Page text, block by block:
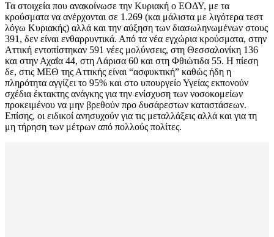
Τα στοιχεία που ανακοίνωσε την Κυριακή ο ΕΟΔΥ, με τα
κρούσματα να ανέρχονται σε 1.269 (και μάλιστα με λιγότερα τεστ
λόγω Κυριακής) αλλά και την αύξηση των διασωληνωμένων στους
391, δεν είναι ενθαρρυντικά. Από τα νέα εγχώρια κρούσματα, στην
Αττική εντοπίστηκαν 591 νέες μολύνσεις, στη Θεσσαλονίκη 136
και στην Αχαΐα 44, στη Λάρισα 60 και στη Φθιώτιδα 55. Η πίεση
δε, στις ΜΕΘ της Αττικής είναι “ασφυκτική” καθώς ήδη η
πληρότητα αγγίζει το 95% και στο υπουργείο Υγείας εκπονούν
σχέδια έκτακτης ανάγκης για την ενίσχυση των νοσοκομείων
προκειμένου να μην βρεθούν προ δυσάρεστων καταστάσεων.
Επίσης, οι ειδικοί ανησυχούν για τις μεταλλάξεις αλλά και για τη
μη τήρηση των μέτρων από πολλούς πολίτες.